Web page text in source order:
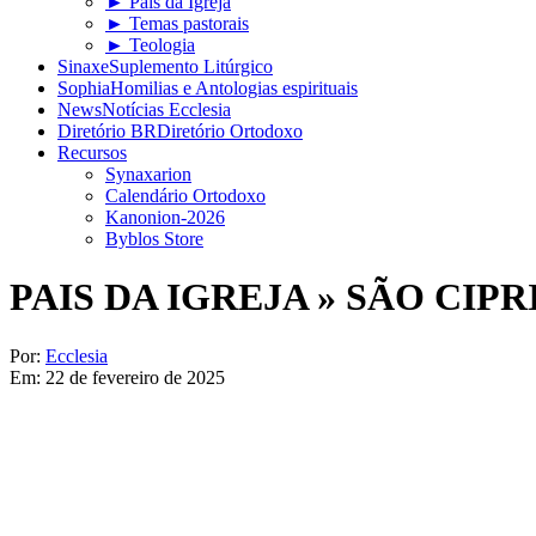
► Temas pastorais
► Teologia
SinaxeSuplemento Litúrgico
SophiaHomilias e Antologias espirituais
NewsNotícias Ecclesia
Diretório BRDiretório Ortodoxo
Recursos
Synaxarion
Calendário Ortodoxo
Kanonion-2026
Byblos Store
PAIS DA IGREJA » SÃO
Por: Ecclesia
Em: 22 de fevereiro de 2025